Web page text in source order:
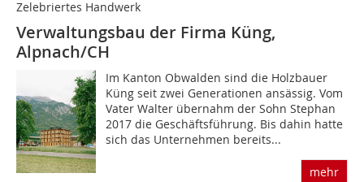
Zelebriertes Handwerk
Verwaltungsbau der Firma Küng,
Alpnach/CH
Im Kanton Obwalden sind die Holzbauer
Küng seit zwei Generationen ansässig. Vom
Vater Walter übernahm der Sohn Stephan
2017 die Geschäftsführung. Bis dahin hatte
sich das Unternehmen bereits...
mehr